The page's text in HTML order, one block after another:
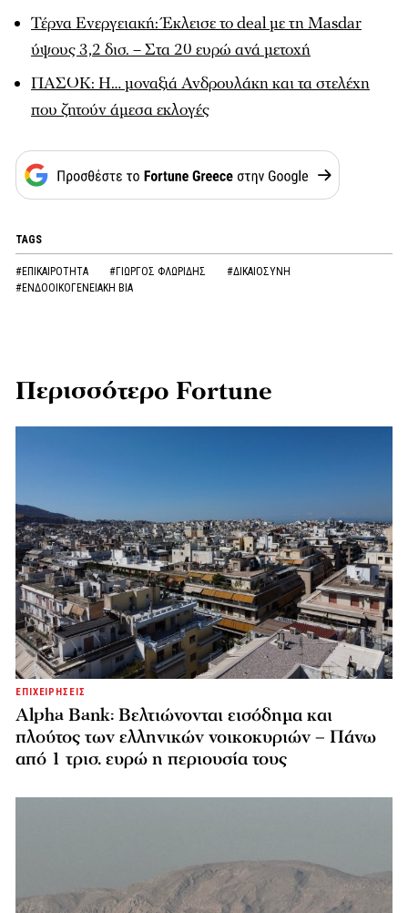
Τέρνα Ενεργειακή: Έκλεισε το deal με τη Masdar
ύψους 3,2 δισ. – Στα 20 ευρώ ανά μετοχή
ΠΑΣΟΚ: Η… μοναξιά Ανδρουλάκη και τα στελέχη
που ζητούν άμεσα εκλογές
TAGS
#ΕΠΙΚΑΙΡΟΤΗΤΑ #ΓΙΩΡΓΟΣ ΦΛΩΡΙΔΗΣ
#ΔΙΚΑΙΟΣΥΝΗ
#ΕΝΔΟΟΙΚΟΓΕΝΕΙΑΚΗ ΒΙΑ
Περισσότερο Fortune
ΕΠΙΧΕΙΡΗΣΕΙΣ
Alpha Bank: Βελτιώνονται εισόδημα και
πλούτος των ελληνικών νοικοκυριών – Πάνω
από 1 τρισ. ευρώ η περιουσία τους